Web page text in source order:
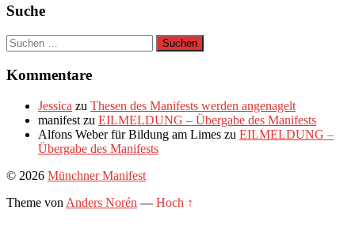
Suche
Suchen
nach:
Kommentare
Jessica zu Thesen des Manifests werden angenagelt
manifest zu EILMELDUNG – Übergabe des Manifests
Alfons Weber für Bildung am Limes zu EILMELDUNG –
Übergabe des Manifests
© 2026 Münchner Manifest
Theme von Anders Norén — Hoch ↑